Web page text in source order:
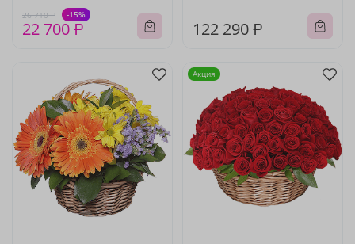
26 710 ₽ -15%
22 700 ₽ 122 290 ₽
Акция